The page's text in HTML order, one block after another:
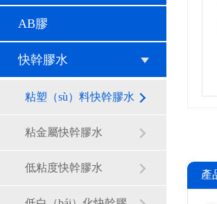
AB膠
快幹膠水
粘塑（sù）料快幹膠水
粘金屬快幹膠水
低粘度快幹膠水
產